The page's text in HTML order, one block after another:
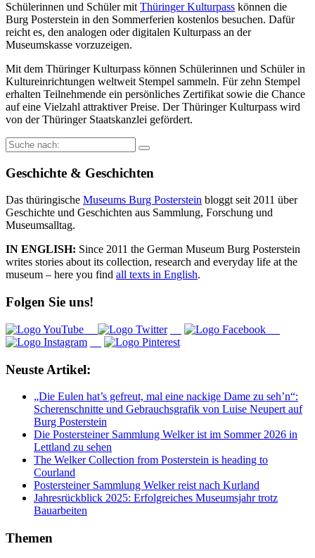
Schülerinnen und Schüler mit Thüringer Kulturpass können die
Burg Posterstein in den Sommerferien kostenlos besuchen. Dafür
reicht es, den analogen oder digitalen Kulturpass an der
Museumskasse vorzuzeigen.
Mit dem Thüringer Kulturpass können Schülerinnen und Schüler in
Kultureinrichtungen weltweit Stempel sammeln. Für zehn Stempel
erhalten Teilnehmende ein persönliches Zertifikat sowie die Chance
auf eine Vielzahl attraktiver Preise. Der Thüringer Kulturpass wird
von der Thüringer Staatskanzlei gefördert.
Suche
nach:
Geschichte & Geschichten
Das thüringische Museums Burg Posterstein bloggt seit 2011 über
Geschichte und Geschichten aus Sammlung, Forschung und
Museumsalltag.
IN ENGLISH: Since 2011 the German Museum Burg Posterstein
writes stories about its collection, research and everyday life at the
museum – here you find all texts in English.
Folgen Sie uns!
Neuste Artikel:
„Die Eulen hat’s gefreut, mal eine nackige Dame zu seh’n“:
Scherenschnitte und Gebrauchsgrafik von Luise Neupert auf
Burg Posterstein
Die Postersteiner Sammlung Welker ist im Sommer 2026 in
Lettland zu sehen
The Welker Collection from Posterstein is heading to
Courland
Postersteiner Sammlung Welker reist nach Kurland
Jahresrückblick 2025: Erfolgreiches Museumsjahr trotz
Bauarbeiten
Themen